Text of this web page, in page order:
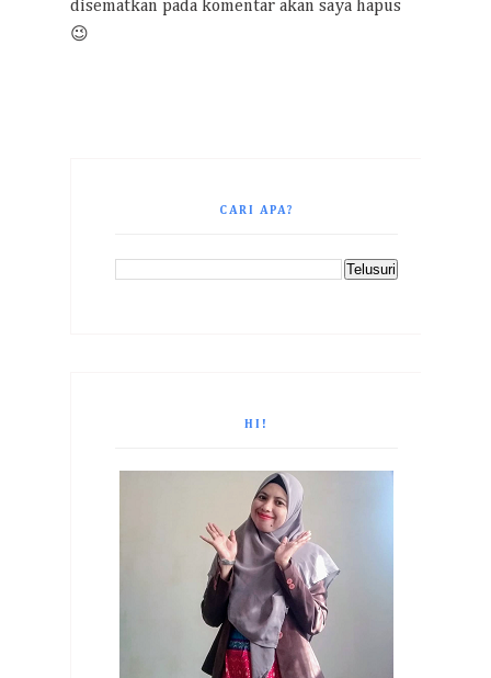
disematkan pada komentar akan saya hapus
😉
CARI APA?
HI!